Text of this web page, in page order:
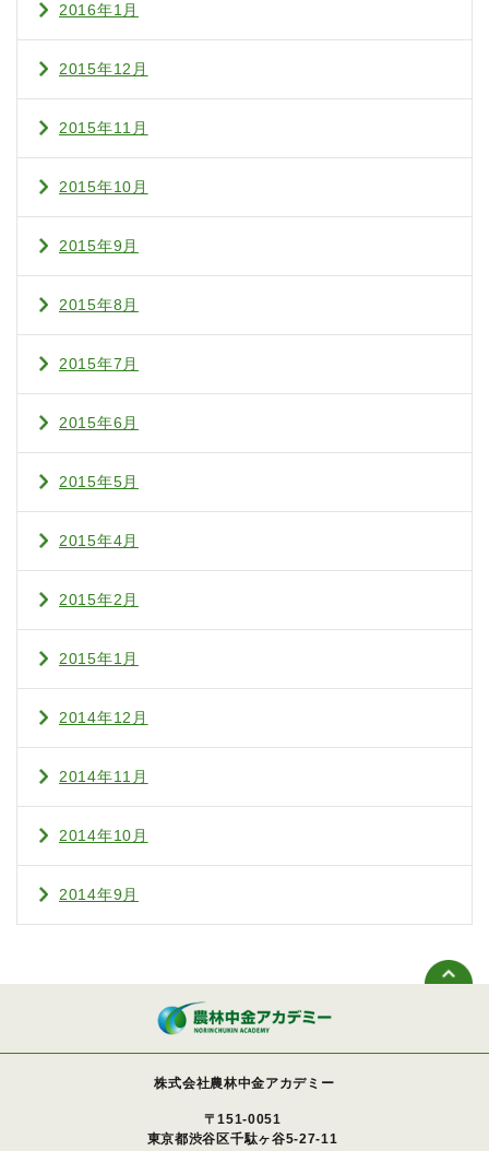
2016年1月
2015年12月
2015年11月
2015年10月
2015年9月
2015年8月
2015年7月
2015年6月
2015年5月
2015年4月
2015年2月
2015年1月
2014年12月
2014年11月
2014年10月
2014年9月
株式会社農林中金アカデミー
〒151-0051
東京都渋谷区千駄ヶ谷5-27-11